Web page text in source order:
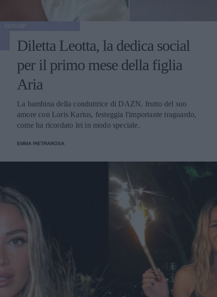
Diletta Leotta, la dedica social
per il primo mese della figlia
Aria
La bambina della conduttrice di DAZN, frutto del suo
amore con Loris Karius, festeggia l'importante traguardo,
come ha ricordato lei in modo speciale.
EMMA PIETRAROSA